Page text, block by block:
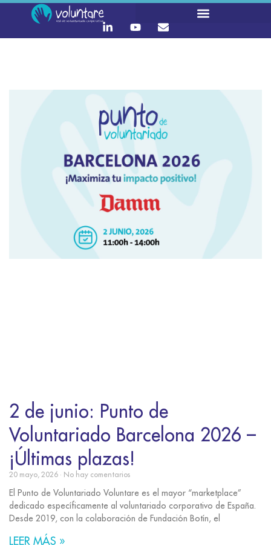
2 de junio: Punto de
Voluntariado Barcelona 2026 –
¡Últimas plazas!
20 mayo, 2026 No hay comentarios
El Punto de Voluntariado Voluntare es el mayor “marketplace”
dedicado específicamente al voluntariado corporativo de España.
Desde 2019, con la colaboración de Fundación Botín, el
LEER MÁS »